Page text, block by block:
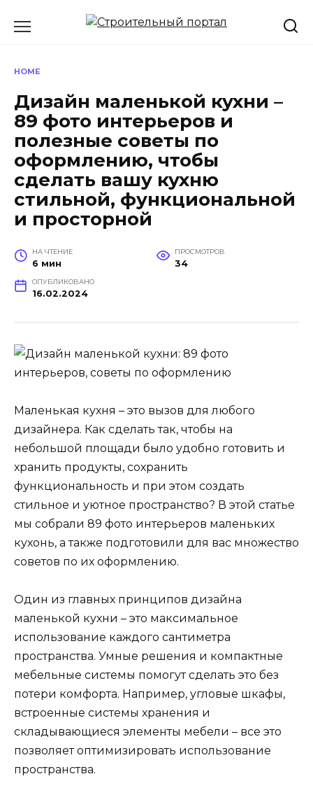
HOME
Дизайн маленькой кухни –
89 фото интерьеров и
полезные советы по
оформлению, чтобы
сделать вашу кухню
стильной, функциональной
и просторной
НА ЧТЕНИЕ
6 мин
ПРОСМОТРОВ
34
ОПУБЛИКОВАНО
16.02.2024
Маленькая кухня – это вызов для любого
дизайнера. Как сделать так, чтобы на
небольшой площади было удобно готовить и
хранить продукты, сохранить
функциональность и при этом создать
стильное и уютное пространство? В этой статье
мы собрали 89 фото интерьеров маленьких
кухонь, а также подготовили для вас множество
советов по их оформлению.
Один из главных принципов дизайна
маленькой кухни – это максимальное
использование каждого сантиметра
пространства. Умные решения и компактные
мебельные системы помогут сделать это без
потери комфорта. Например, угловые шкафы,
встроенные системы хранения и
складывающиеся элементы мебели – все это
позволяет оптимизировать использование
пространства.